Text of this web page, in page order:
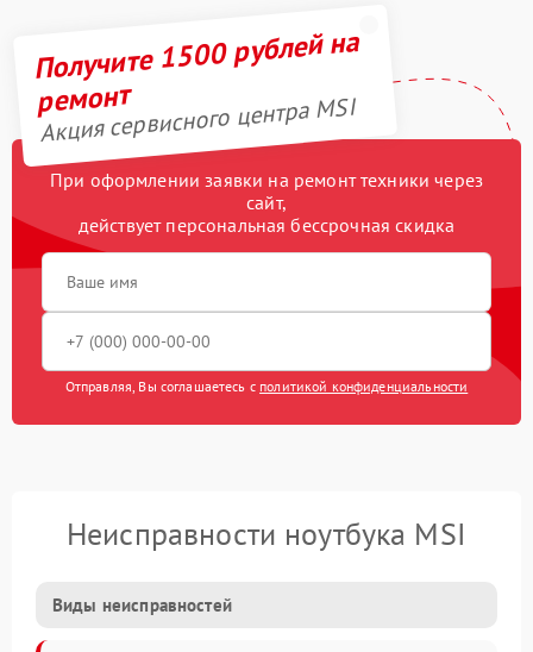
Получите 1500 рублей на
ремонт
Акция сервисного центра MSI
При оформлении заявки на ремонт техники через
сайт,
действует персональная бессрочная скидка
Отправляя, Вы соглашаетесь с политикой конфиденциальности
Неисправности ноутбука MSI
Виды неисправностей